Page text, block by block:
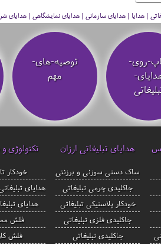
| هدایا | هدایای سازمانی | هدایای نمایشگاهی |
روی-
توصیه‌-های-
مهم
هدایای تبلیغاتی ارزان
ساک دستی سوزنی و برزنتی
جاکلیدی چرمی تبلیغاتی
خودکار پلاستیکی تبلیغاتی
جاکلیدی فلزی تبلیغاتی
جاکلیدی تبلیغاتی
تکنولوژی
خودکار
هدایای
هدایای
فلش
فلش